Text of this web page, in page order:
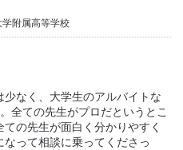
附属高等学校
なく、大学生のアルバイトな
全ての先生がプロだというとこ
の先生が面白く分かりやすく
って相談に乗ってくださっ